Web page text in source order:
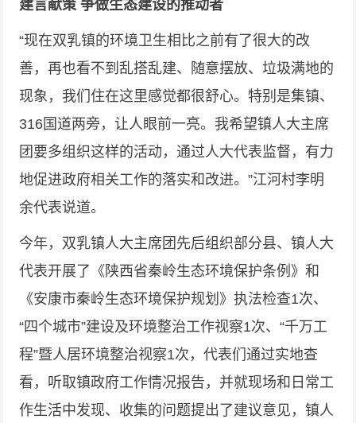
建言献策 争做生态建设的推动者
“现在双乳镇的环境卫生相比之前有了很大的改
善，再也看不到乱搭乱建、随意摆放、垃圾满地的
现象，我们住在这里感觉都很舒心。特别是集镇、
316国道两旁，让人眼前一亮。我希望镇人大主席
团要多组织这样的活动，通过人大代表监督，有力
地促进政府相关工作的落实和改进。”江河村李明
余代表说道。
今年，双乳镇人大主席团先后组织部分县、镇人大
代表开展了《陕西省秦岭生态环境保护条例》和
《安康市秦岭生态环境保护规划》执法检查1次、
“四个城市”建设及环境整治工作视察1次、“千万工
程”暨人居环境整治视察1次，代表们通过实地查
看，听取镇政府工作情况报告，并就现场和日常工
作生活中发现、收集的问题提出了建议意见，镇人